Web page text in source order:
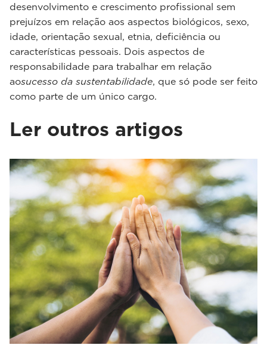
desenvolvimento e crescimento profissional sem
prejuízos em relação aos aspectos biológicos, sexo,
idade, orientação sexual, etnia, deficiência ou
características pessoais. Dois aspectos de
responsabilidade para trabalhar em relação
aosucesso da sustentabilidade, que só pode ser feito
como parte de um único cargo.
Ler outros artigos